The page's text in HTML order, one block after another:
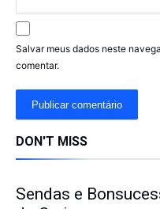
Salvar meus dados neste
comentar.
DON'T MISS
Sendas e